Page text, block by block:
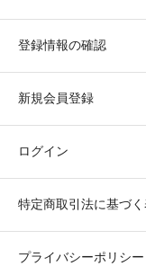
登録情報の確認
新規会員登録
ログイン
特定商取引法に基づ
プライバシーポリシー